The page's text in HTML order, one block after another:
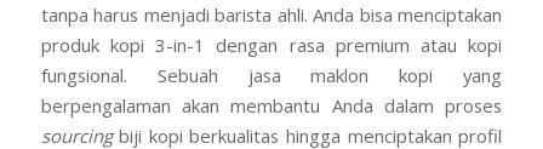
tanpa harus menjadi barista ahli. Anda bisa menciptakan
produk kopi 3-in-1 dengan rasa premium atau kopi
fungsional. Sebuah jasa maklon kopi yang
berpengalaman akan membantu Anda dalam proses
sourcingbiji kopi berkualitas hingga menciptakan profil